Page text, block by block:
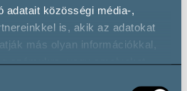
adatait közösségi média-,
is, akik az adatokat
más olyan információkkal,
számukra, vagy amelyeket